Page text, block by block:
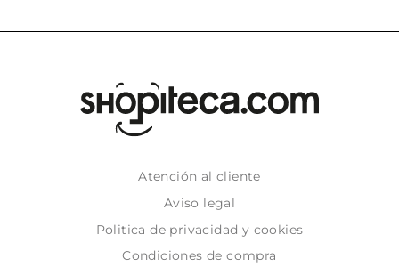
Atención al cliente
Aviso legal
Politica de privacidad y cookies
Condiciones de compra